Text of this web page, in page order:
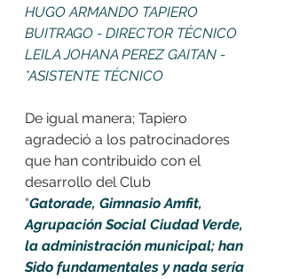
HUGO ARMANDO TAPIERO
BUITRAGO - DIRECTOR TÉCNICO
LEILA JOHANA PEREZ GAITAN -
*ASISTENTE TÉCNICO
De igual manera; Tapiero
agradeció a los patrocinadores
que han contribuido con el
desarrollo del Club
“Gatorade, Gimnasio Amfit,
Agrupación Social Ciudad Verde,
la administración municipal; han
Sido fundamentales y nada sería